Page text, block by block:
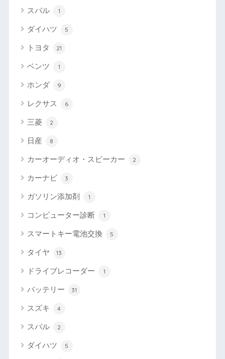
スバル 1
ダイハツ 5
トヨタ 21
ベンツ 1
ホンダ 9
レクサス 6
三菱 2
日産 8
カーオーディオ・スピーカー 2
カーナビ 3
ガソリン添加剤 1
コンピューター診断 1
スマートキー電池交換 5
タイヤ 13
ドライブレコーダー 1
バッテリー 31
スズキ 4
スバル 2
ダイハツ 5